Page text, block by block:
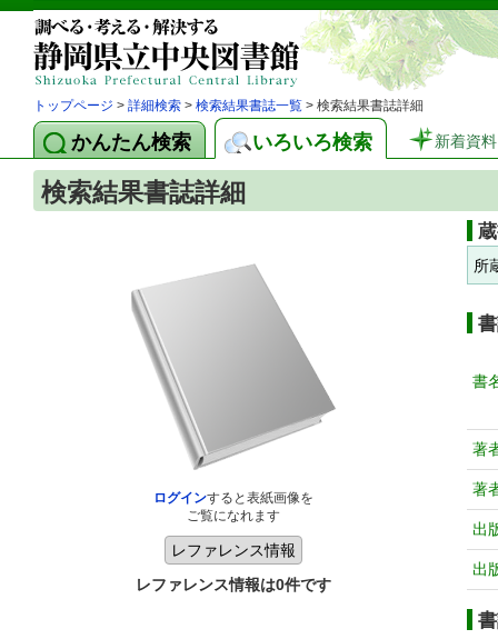
トップページ > 詳細検索 > 検索結果書誌一覧 > 検索結果書誌詳細
かんたん検索 いろいろ検索 新着資料
検索結果書誌詳細
ログインすると表紙画像を
ご覧になれます
レファレンス情報は0件です
所
書
著
著
出
出